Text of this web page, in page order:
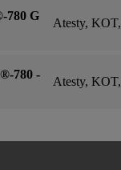
780 G
Atesty,
780 -
Atesty,